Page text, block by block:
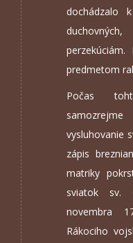
dochádzalo
predmetom
Počas
vysluhovanie
zápis
matriky
sviatok sv.
novembra
Rákociho